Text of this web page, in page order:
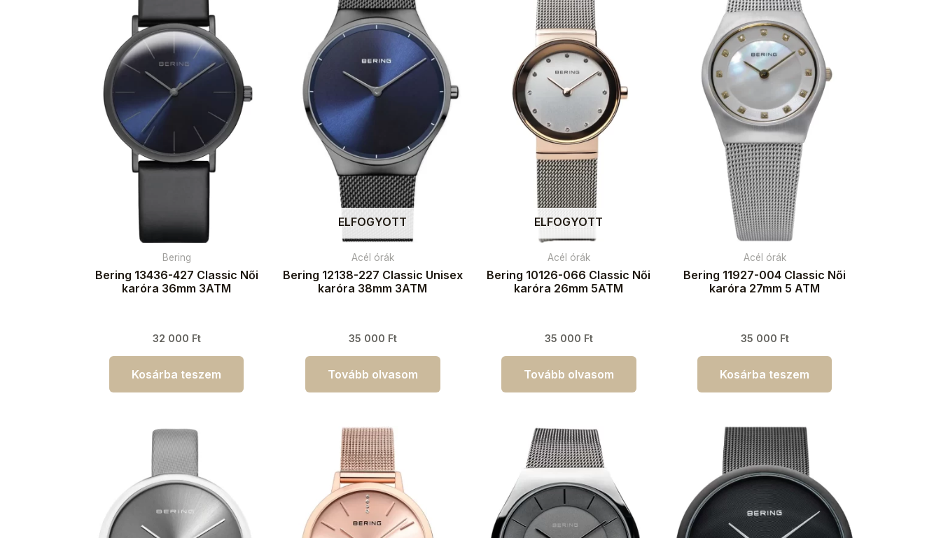
Bering
Bering 13436-427 Classic Női
karóra 36mm 3ATM
32 000 Ft
Kosárba teszem
ELFOGYOTT
Acél órák
Bering 12138-227 Classic Unisex
karóra 38mm 3ATM
35 000 Ft
Tovább olvasom
ELFOGYOTT
Acél órák
Bering 10126-066 Classic Női
karóra 26mm 5ATM
35 000 Ft
Tovább olvasom
Acél órák
Bering 11927-004 Classic Női
karóra 27mm 5 ATM
35 000 Ft
Kosárba teszem